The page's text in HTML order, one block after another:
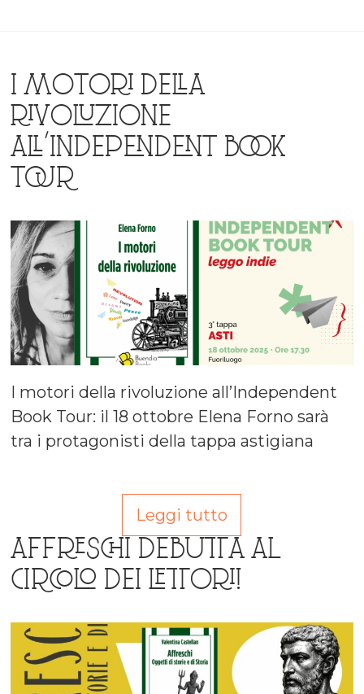
I MOTORI DELLA
RIVOLUZIONE
ALL’INDEPENDENT BOOK
TOUR
I motori della rivoluzione all’Independent
Book Tour: il 18 ottobre Elena Forno sarà
tra i protagonisti della tappa astigiana
Leggi tutto
AFFRESCHI DEBUTTA AL
CIRCOLO DEI LETTORI!